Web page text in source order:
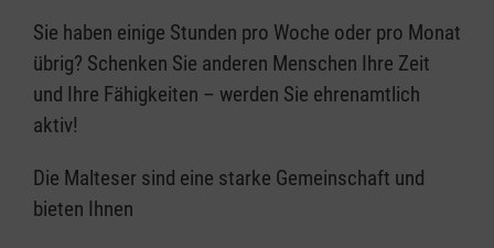
Sie haben einige Stunden pro Woche oder pro Monat
übrig? Schenken Sie anderen Menschen Ihre Zeit
und Ihre Fähigkeiten – werden Sie ehrenamtlich
aktiv!
Die Malteser sind eine starke Gemeinschaft und
bieten Ihnen